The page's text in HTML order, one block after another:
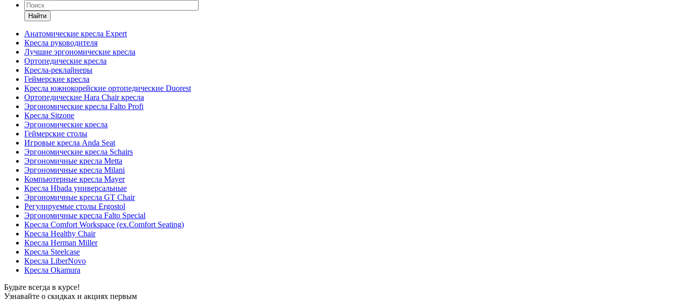
Найти
Анатомические кресла Expert
Кресла руководителя
Лучшие эргономические кресла
Ортопедические кресла
Кресла-реклайнеры
Геймерские кресла
Кресла южнокорейские ортопедические Duorest
Ортопедические Hara Chair кресла
Эргономические кресла Falto Profi
Кресла Sitzone
Эргономические кресла
Геймерские столы
Игровые кресла Anda Seat
Эргономические кресла Schairs
Эргономичные кресла Metta
Эргономичные кресла Milani
Компьютерные кресла Mayer
Кресла Hbada универсальные
Эргономичные кресла GT Chair
Регулируемые столы Ergostol
Эргономичные кресла Falto Special
Кресла Comfort Workspace (ex.Comfort Seating)
Кресла Healthy Chair
Кресла Herman Miller
Кресла Steelcase
Кресла LiberNovo
Кресла Okamura
Будьте всегда в курсе!
Узнавайте о скидках и акциях первым